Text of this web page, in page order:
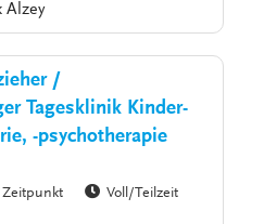
Alzey
/
Tagesklinik Kinder-
-psychotherapie
Voll/Teilzeit